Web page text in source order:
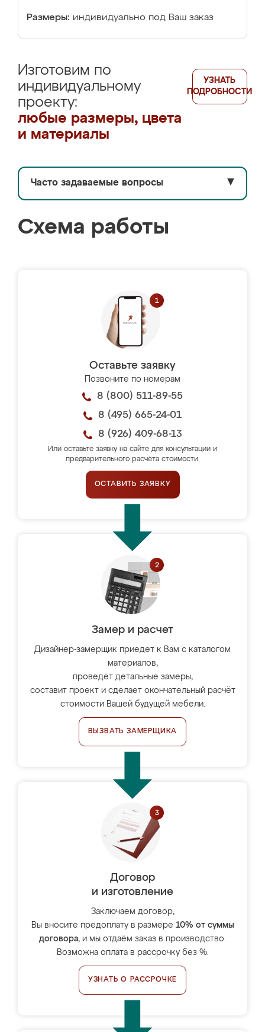
Размеры: индивидуально под Ваш заказ
Изготовим по
индивидуальному
проекту:
любые размеры, цвета
и материалы
УЗНАТЬ
ПОДРОБНОСТИ
Часто задаваемые вопросы ▼
Схема работы
Оставьте заявку
Позвоните по номерам
8 (800) 511-89-55
8 (495) 665-24-01
8 (926) 409-68-13
Или оставьте заявку на сайте для консультации и
предварительного расчёта стоимости.
ОСТАВИТЬ ЗАЯВКУ
Замер и расчет
Дизайнер-замерщик приедет к Вам с каталогом
материалов,
проведёт детальные замеры,
составит проект и сделает окончательный расчёт
стоимости Вашей будущей мебели.
ВЫЗВАТЬ ЗАМЕРЩИКА
Договор
и изготовление
Заключаем договор,
Вы вносите предоплату в размере 10% от суммы
договора, и мы отдаём заказ в производство.
Возможна оплата в рассрочку без %.
УЗНАТЬ О РАССРОЧКЕ